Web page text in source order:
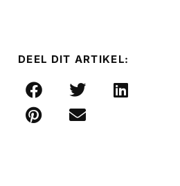
DEEL DIT ARTIKEL: